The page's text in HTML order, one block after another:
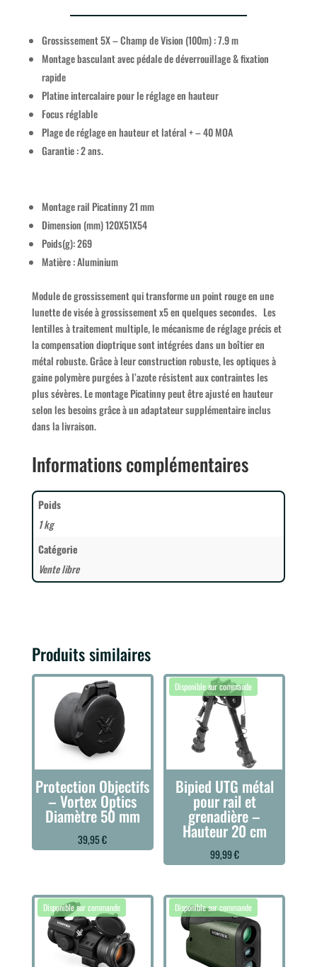
Grossissement 5X – Champ de Vision (100m) : 7.9 m
Montage basculant avec pédale de déverrouillage & fixation
rapide
Platine intercalaire pour le réglage en hauteur
Focus réglable
Plage de réglage en hauteur et latéral + – 40 MOA
Garantie : 2 ans.
Montage rail Picatinny 21 mm
Dimension (mm) 120X51X54
Poids(g): 269
Matière : Aluminium
Module de grossissement qui transforme un point rouge en une
lunette de visée à grossissement x5 en quelques secondes. Les
lentilles à traitement multiple, le mécanisme de réglage précis et
la compensation dioptrique sont intégrées dans un boîtier en
métal robuste. Grâce à leur construction robuste, les optiques à
gaine polymère purgées à l’azote résistent aux contraintes les
plus sévères. Le montage Picatinny peut être ajusté en hauteur
selon les besoins grâce à un adaptateur supplémentaire inclus
dans la livraison.
Informations complémentaires
Poids
1 kg
Catégorie
Vente libre
Produits similaires
Protection Objectifs
– Vortex Optics
Diamètre 50 mm
39,95€
Bipied UTG métal
pour rail et
grenadière –
Hauteur 20 cm
99,99€